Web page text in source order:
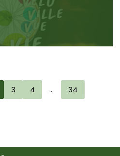
3 4 …
34